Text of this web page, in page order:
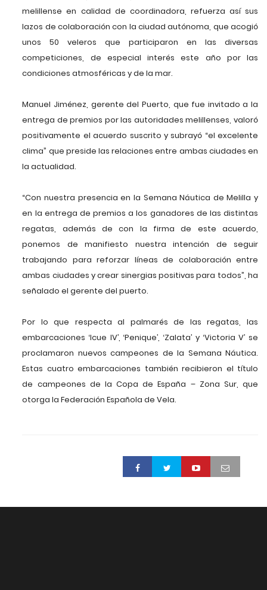
melillense en calidad de coordinadora, refuerza así sus
lazos de colaboración con la ciudad autónoma, que acogió
unos 50 veleros que participaron en las diversas
competiciones, de especial interés este año por las
condiciones atmosféricas y de la mar.
Manuel Jiménez, gerente del Puerto, que fue invitado a la
entrega de premios por las autoridades melillenses, valoró
positivamente el acuerdo suscrito y subrayó “el excelente
clima” que preside las relaciones entre ambas ciudades en
la actualidad.
“Con nuestra presencia en la Semana Náutica de Melilla y
en la entrega de premios a los ganadores de las distintas
regatas, además de con la firma de este acuerdo,
ponemos de manifiesto nuestra intención de seguir
trabajando para reforzar líneas de colaboración entre
ambas ciudades y crear sinergias positivas para todos”, ha
señalado el gerente del puerto.
Por lo que respecta al palmarés de las regatas, las
embarcaciones ‘Icue IV’, ‘Penique’, ‘Zalata’ y ‘Victoria V’ se
proclamaron nuevos campeones de la Semana Náutica.
Estas cuatro embarcaciones también recibieron el título
de campeones de la Copa de España – Zona Sur, que
otorga la Federación Española de Vela.